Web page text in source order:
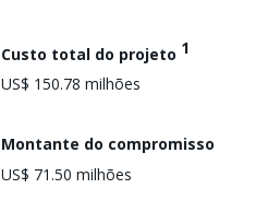
Custo total do projeto 1
US$ 150.78 milhões
Montante do compromisso
US$ 71.50 milhões